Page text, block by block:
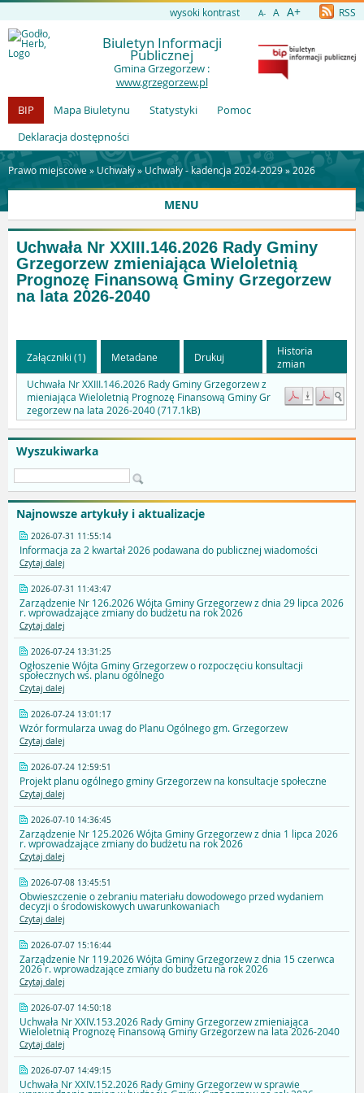
wysoki kontrast A- A A+ RSS
Biuletyn Informacji
Publicznej
Gmina Grzegorzew :
www.grzegorzew.pl
BIP
Mapa Biuletynu Statystyki
Pomoc
Deklaracja dostępności
Prawo miejscowe » Uchwały» Uchwały - kadencja 2024-2029»2026
MENU
Wyszukiwarka
Najnowsze artykuły i aktualizacje
2026-07-31 11:55:14
Informacja za 2 kwartał 2026 podawana do publicznej wiadomości
Czytaj dalej
2026-07-31 11:43:47
Zarządzenie Nr 126.2026 Wójta Gminy Grzegorzew z dnia 29 lipca 2026
r. wprowadzające zmiany do budżetu na rok 2026
Czytaj dalej
2026-07-24 13:31:25
Ogłoszenie Wójta Gminy Grzegorzew o rozpoczęciu konsultacji
społecznych ws. planu ogólnego
Czytaj dalej
2026-07-24 13:01:17
Wzór formularza uwag do Planu Ogólnego gm. Grzegorzew
Czytaj dalej
2026-07-24 12:59:51
Projekt planu ogólnego gminy Grzegorzew na konsultacje społeczne
Czytaj dalej
2026-07-10 14:36:45
Zarządzenie Nr 125.2026 Wójta Gminy Grzegorzew z dnia 1 lipca 2026
r. wprowadzające zmiany do budżetu na rok 2026
Czytaj dalej
2026-07-08 13:45:51
Obwieszczenie o zebraniu materiału dowodowego przed wydaniem
decyzji o środowiskowych uwarunkowaniach
Czytaj dalej
2026-07-07 15:16:44
Zarządzenie Nr 119.2026 Wójta Gminy Grzegorzew z dnia 15 czerwca
2026 r. wprowadzające zmiany do budżetu na rok 2026
Czytaj dalej
2026-07-07 14:50:18
Uchwała Nr XXIV.153.2026 Rady Gminy Grzegorzew zmieniająca
Wieloletnią Prognozę Finansową Gminy Grzegorzew na lata 2026-2040
Czytaj dalej
2026-07-07 14:49:15
Uchwała Nr XXIV.152.2026 Rady Gminy Grzegorzew w sprawie
Uchwała Nr XXIII.146.2026 Rady Gminy
Grzegorzew zmieniająca Wieloletnią
Prognozę Finansową Gminy Grzegorzew
na lata 2026-2040
Załączniki (1) Metadane Drukuj
Historia
zmian
Uchwała Nr XXIII.146.2026 Rady Gminy Grzegorzew z
mieniająca Wieloletnią Prognozę Finansową Gminy Gr
zegorzew na lata 2026-2040 (717.1kB)